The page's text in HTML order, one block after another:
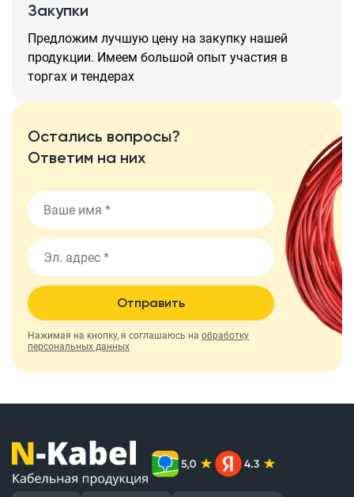
Закупки
Предложим лучшую цену на закупку нашей
продукции. Имеем большой опыт участия в
торгах и тендерах
Остались вопросы?
Ответим на них
Отправить
Нажимая на кнопку, я соглашаюсь на обработку
персональных данных